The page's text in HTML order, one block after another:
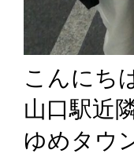
こんにち
山口駅近
ゆめタウ